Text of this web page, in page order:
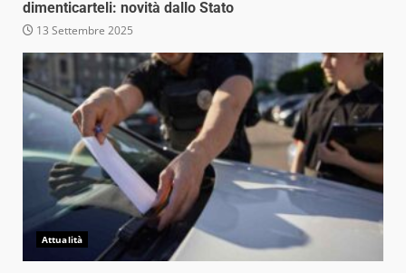
dimenticarteli: novità dallo Stato
13 Settembre 2025
Attualità